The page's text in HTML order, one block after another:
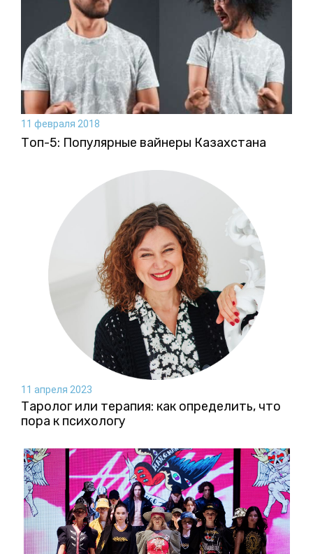
11 февраля 2018
Топ-5: Популярные вайнеры Казахстана
11 апреля 2023
Таролог или терапия: как определить, что
пора к психологу